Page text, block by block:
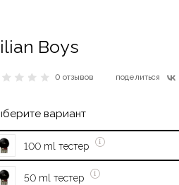
Boys
0 отзывов поделиться
вариант
100 ml тестер
50 ml тестер